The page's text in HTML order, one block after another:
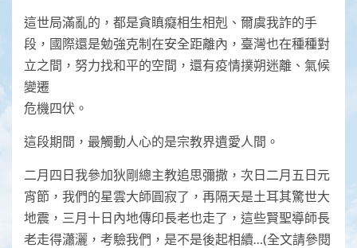
這世局滿亂的，都是貪瞋癡相生相剋、爾虞我詐的手
段，國際還是勉強克制在安全距離內，臺灣也在種種對
立之間，努力找和平的空間，還有疫情撲朔迷離、氣候
變遷
危機四伏。
這段期間，最觸動人心的是宗教界遺愛人間。
二月四日我參加狄剛總主教追思彌撒，次日二月五日元
宵節，我們的星雲大師圓寂了，再隔天是土耳其驚世大
地震，三月十日內地傳印長老也走了，這些賢聖導師長
老走得瀟灑，考驗我們，是不是後起相續…(全文請參閱